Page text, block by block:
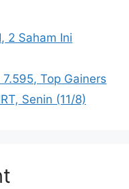
2 Saham Ini
Top Gainers
Senin (11/8)